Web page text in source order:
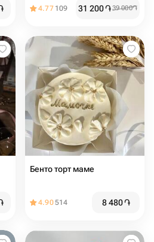
4.77 109 31 200֏39 000֏
Бенто торт маме
4.90514 8 480֏